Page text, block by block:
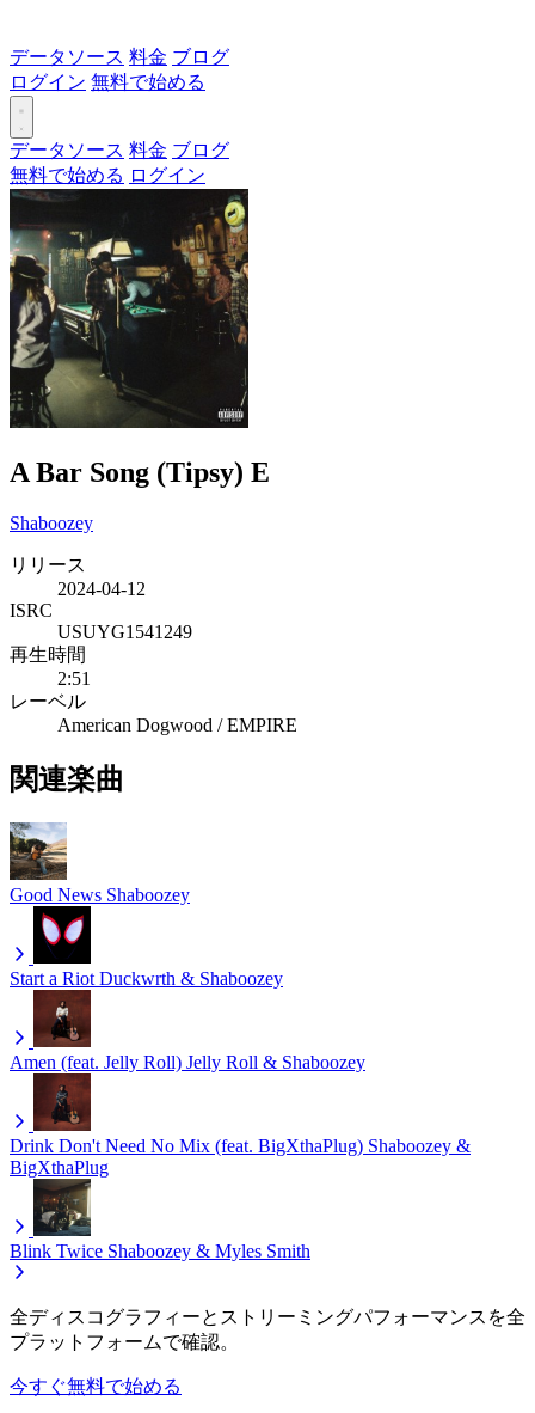
データソース 料金 ブログ
ログイン 無料で始める
データソース 料金 ブログ
無料で始める ログイン
A Bar Song (Tipsy) E
Shaboozey
リリース
2024-04-12
ISRC
USUYG1541249
再生時間
2:51
レーベル
American Dogwood / EMPIRE
関連楽曲
Good News Shaboozey
Start a Riot Duckwrth & Shaboozey
Amen (feat. Jelly Roll) Jelly Roll & Shaboozey
Drink Don't Need No Mix (feat. BigXthaPlug) Shaboozey &
BigXthaPlug
Blink Twice Shaboozey & Myles Smith
全ディスコグラフィーとストリーミングパフォーマンスを全
プラットフォームで確認。
今すぐ無料で始める